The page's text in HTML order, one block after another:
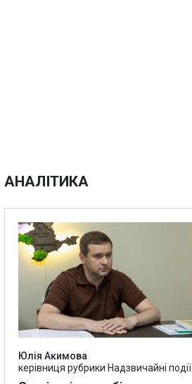
АНАЛІТИКА
Юлія Акимова
керівниця рубрики Надзвичайні події